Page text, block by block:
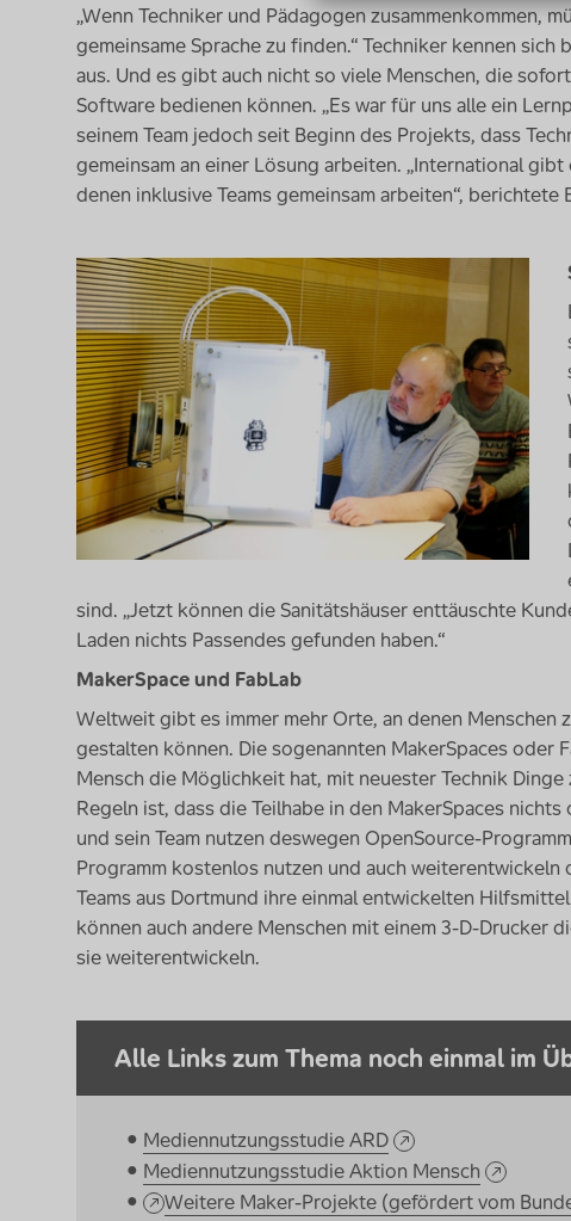
„Wenn Techniker und Pädagogen zusammenkommen,
gemeinsame Sprache zu finden.“ Techniker kennen
aus. Und es gibt auch nicht so viele Menschen, die
Software bedienen können. „Es war für uns alle ein
seinemTeam jedoch seit Beginn des Projekts, dass
gemeinsam an einer Lösung arbeiten. „International
denen inklusive Teams gemeinsam arbeiten“, berichtete
sind. „Jetzt können die Sanitätshäuser enttäuschte
Laden nichts Passendes gefunden haben.“
MakerSpace und FabLab
Weltweit gibt es immer mehr Orte, an denen Menschen
gestalten können. Die sogenannten MakerSpacesoder
Mensch die Möglichkeit hat, mit neuester Technik
Regeln ist, dass die Teilhabe in den MakerSpaces nichts
und sein Team nutzen deswegen OpenSource-
Programm kostenlos nutzen und auch weiterentwickeln
Teams aus Dortmund ihre einmal entwickelten
können auch andere Menschen mit einem 3-D-Drucker
sie weiterentwickeln.
Alle Links zum Thema noch einmal im
Mediennutzungsstudie ARD
Mediennutzungsstudie Aktion Mensch
Weitere Maker-Projekte (gefördert vom